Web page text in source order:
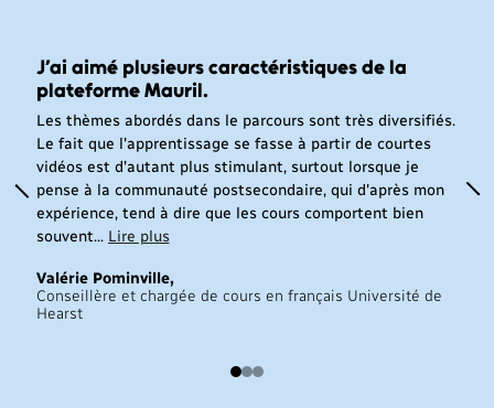
J’ai aimé plusieurs caractéristiques de la
plateforme Mauril.
Les thèmes abordés dans le parcours sont très diversifiés.
Le fait que l'apprentissage se fasse à partir de courtes
vidéos est d'autant plus stimulant, surtout lorsque je
pense à la communauté postsecondaire, qui d'après mon
expérience, tend à dire que les cours comportent bien
souvent... Lire plus
Valérie Pominville,
Conseillère et chargée de cours en français Université de
Hearst